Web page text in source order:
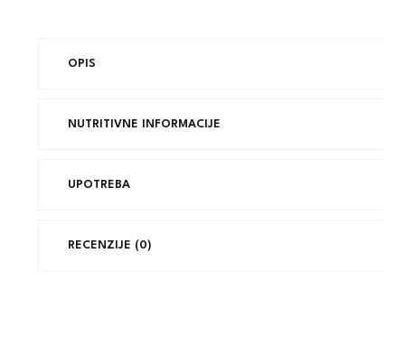
OPIS
NUTRITIVNE INFORMACIJE
UPOTREBA
RECENZIJE (0)